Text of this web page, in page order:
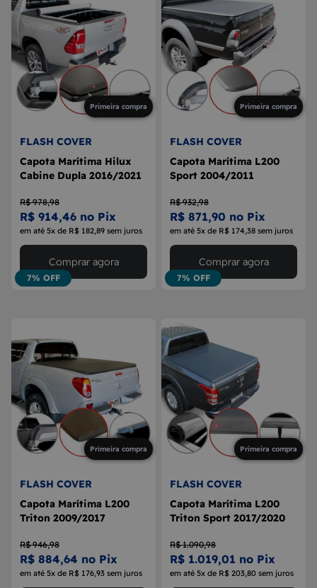
Primeira compra
FLASH COVER
Capota Marítima Hilux
Cabine Dupla 2016/2021
R$ 978,98
R$ 914,46 no Pix
em até 5x de R$ 182,89 sem juros
7% OFF
Comprar agora
Primeira compra
FLASH COVER
Capota Marítima L200
Sport 2004/2011
R$ 932,98
R$ 871,90 no Pix
em até 5x de R$ 174,38 sem juros
7% OFF
Comprar agora
Primeira compra
FLASH COVER
Capota Marítima L200
Triton 2009/2017
R$ 946,98
R$ 884,64 no Pix
em até 5x de R$ 176,93 sem juros
Primeira compra
FLASH COVER
Capota Marítima L200
Triton Sport 2017/2020
R$ 1.090,98
R$ 1.019,01 no Pix
em até 5x de R$ 203,80 sem juros